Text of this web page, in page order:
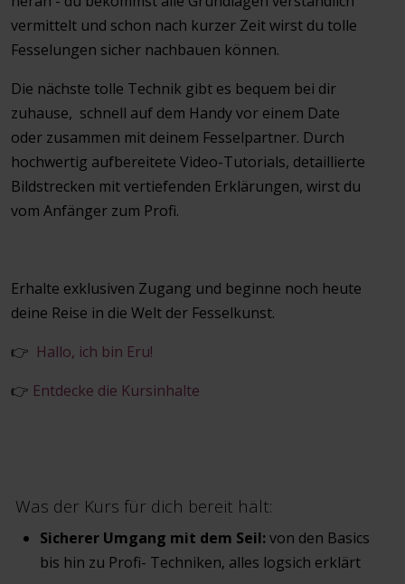
vermittelt und schon nach kurzer Zeit wirst du tolle
Fesselungen sicher nachbauen können.
Die nächste tolle Technik gibt es bequem bei dir
zuhause, schnell auf dem Handy vor einem Date
oder zusammen mit deinem Fesselpartner. Durch
hochwertig aufbereitete Video-Tutorials, detaillierte
Bildstrecken mit vertiefenden Erklärungen, wirst du
vom Anfänger zum Profi.
Erhalte exklusiven Zugang und beginne noch heute
deine Reise in die Welt der Fesselkunst.
👉 Hallo, ich bin Eru!
👉 Entdecke die Kursinhalte
Was der Kurs für dich bereit hält:
Sicherer Umgang mit dem Seil:von den Basics
bis hin zu Profi- Techniken, alles logsich erklärt